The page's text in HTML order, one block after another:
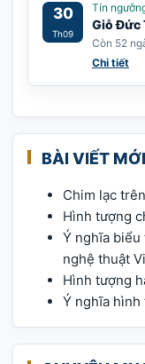
30
Th09
Tín
Giỗ Đức
Còn 52
Chi tiết
BÀI VIẾT MỚI
Chim lạc
Hình tượng
Ý nghĩa
nghệ thuật
Hình tượng
Ý nghĩa